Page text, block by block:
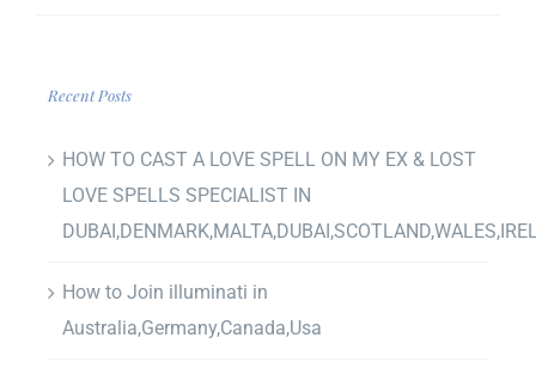
Recent Posts
HOW TO CAST A LOVE SPELL ON MY EX & LOST
LOVE SPELLS SPECIALIST IN
How to Join illuminati in
Australia,Germany,Canada,Usa